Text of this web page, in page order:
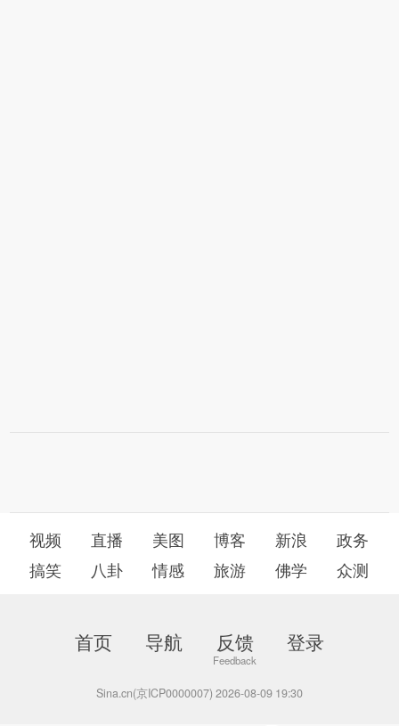
视频 直播 美图 博客 新浪
政务
搞笑
八卦 情感 旅游 佛学 众测
首页 导航 反馈 登录
Sina.cn(京ICP0000007) 2026-08-09 19:30